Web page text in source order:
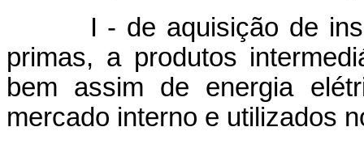
I - de aquisição de
primas, a produtos
bem assim de energia
mercado interno e utilizados